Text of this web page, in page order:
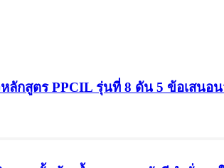
ลักสูตร PPCIL รุ่นที่ 8 ดัน 5 ข้อเสน